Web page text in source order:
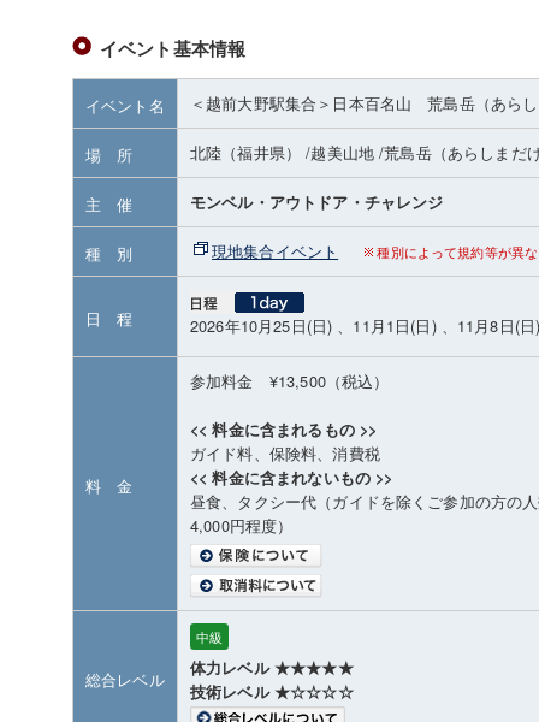
イベント基本情報
イベント名 ＜越前大野駅集合＞日本百名山 荒島岳（あら
場 所 北陸（福井県） /越美山地 /荒島岳（あらしまだ
主 催 モンベル・アウトドア・チャレンジ
種 別 現地集合イベント 種別によって規約等が異
日 程 2026年10月25日(日) 、11月1日(日) 、11月8日(日
料 金
参加料金 ¥13,500（税込）
<< 料金に含まれるもの >>
ガイド料、保険料、消費税
<< 料金に含まれないもの >>
昼食、タクシー代（ガイドを除くご参加の方の
4,000円程度）
総合レベル
中級
体力レベル ★★★★★
技術レベル ★☆☆☆☆